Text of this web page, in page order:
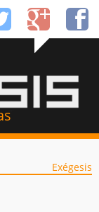
Exégesis